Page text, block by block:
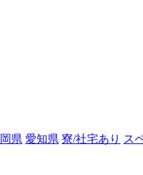
県 愛知県 寮/社宅あり ス